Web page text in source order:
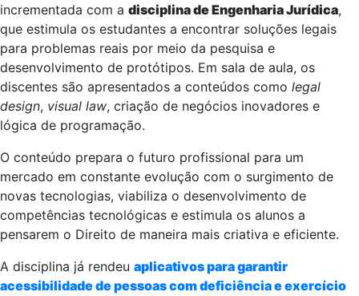
incrementada com a disciplina de Engenharia Jurídica,
que estimula os estudantes a encontrar soluções legais
para problemas reais por meio da pesquisa e
desenvolvimento de protótipos. Em sala de aula, os
discentes são apresentados a conteúdos como legal
design, visual law, criação de negócios inovadores e
lógica de programação.
O conteúdo prepara o futuro profissional para um
mercado em constante evolução com o surgimento de
novas tecnologias, viabiliza o desenvolvimento de
competências tecnológicas e estimula os alunos a
pensarem o Direito de maneira mais criativa e eficiente.
A disciplina já rendeu aplicativos para garantir
acessibilidade de pessoas com deficiência e exercício